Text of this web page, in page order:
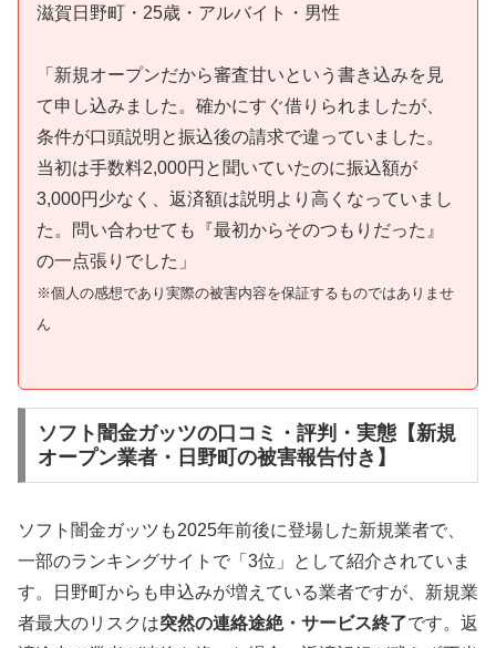
滋賀日野町・25歳・アルバイト・男性
「新規オープンだから審査甘いという書き込みを見
て申し込みました。確かにすぐ借りられましたが、
条件が口頭説明と振込後の請求で違っていました。
当初は手数料2,000円と聞いていたのに振込額が
3,000円少なく、返済額は説明より高くなっていまし
た。問い合わせても『最初からそのつもりだった』
の一点張りでした」
※個人の感想であり実際の被害内容を保証するものではありませ
ん
ソフト闇金ガッツの口コミ・評判・実態【新規
オープン業者・日野町の被害報告付き】
ソフト闇金ガッツも2025年前後に登場した新規業者で、
一部のランキングサイトで「3位」として紹介されていま
す。日野町からも申込みが増えている業者ですが、新規業
者最大のリスクは突然の連絡途絶・サービス終了です。返